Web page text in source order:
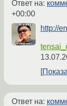
Ответ на:
+00:00
http://
Ответ на: